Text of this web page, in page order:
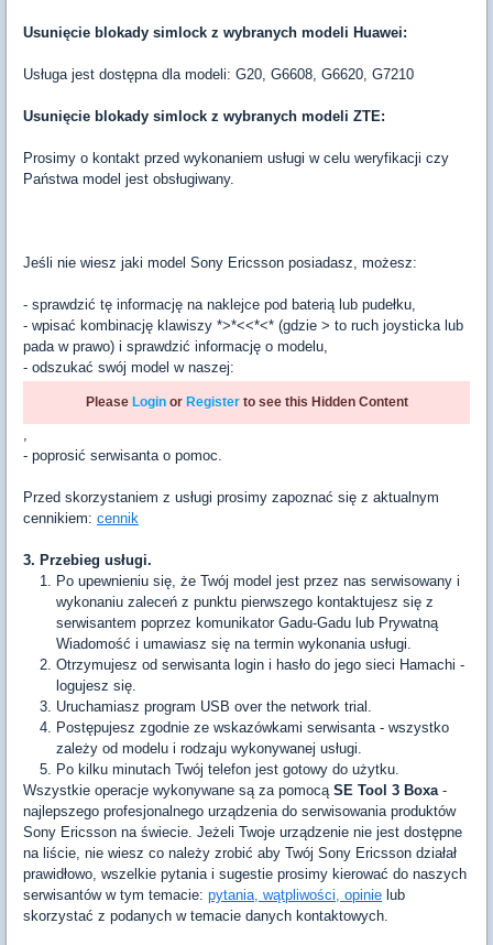
Usunięcie blokady simlock z wybranych modeli Huawei:
Usługa jest dostępna dla modeli: G20, G6608, G6620, G7210
Usunięcie blokady simlock z wybranych modeli ZTE:
Prosimy o kontakt przed wykonaniem usługi w celu weryfikacji czy
Państwa model jest obsługiwany.
Jeśli nie wiesz jaki model Sony Ericsson posiadasz, możesz:
- sprawdzić tę informację na naklejce pod baterią lub pudełku,
- wpisać kombinację klawiszy *>*<<*<* (gdzie > to ruch joysticka lub
pada w prawo) i sprawdzić informację o modelu,
- odszukać swój model w naszej:
Please Loginor Registerto see this Hidden Content
- poprosić serwisanta o pomoc.
Przed skorzystaniem z usługi prosimy zapoznać się z aktualnym
cennikiem: cennik
3. Przebieg usługi.
Po upewnieniu się, że Twój model jest przez nas serwisowany i
wykonaniu zaleceń z punktu pierwszego kontaktujesz się z
serwisantem poprzez komunikator Gadu-Gadu lub Prywatną
Wiadomość i umawiasz się na termin wykonania usługi.
Otrzymujesz od serwisanta login i hasło do jego sieci Hamachi -
logujesz się.
Uruchamiasz program USB over the network trial.
Postępujesz zgodnie ze wskazówkami serwisanta - wszystko
zależy od modelu i rodzaju wykonywanej usługi.
Po kilku minutach Twój telefon jest gotowy do użytku.
Wszystkie operacje wykonywane są za pomocą SE Tool 3 Boxa -
najlepszego profesjonalnego urządzenia do serwisowania produktów
Sony Ericsson na świecie. Jeżeli Twoje urządzenie nie jest dostępne
na liście, nie wiesz co należy zrobić aby Twój Sony Ericsson działał
prawidłowo, wszelkie pytania i sugestie prosimy kierować do naszych
serwisantów w tym temacie: pytania, wątpliwości, opinie lub
skorzystać z podanych w temacie danych kontaktowych.